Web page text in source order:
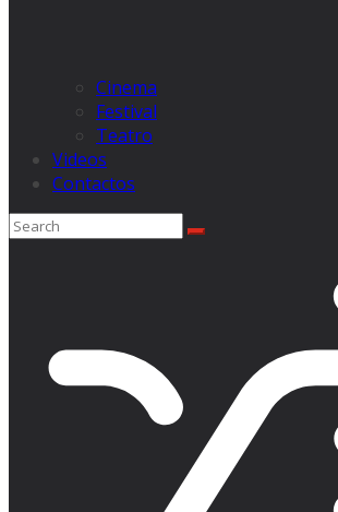
Cinema
Festival
Teatro
Videos
Contactos